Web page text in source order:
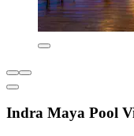
Indra Maya Pool